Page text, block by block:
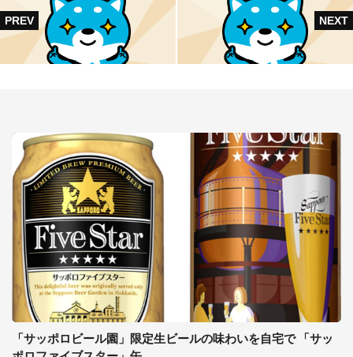
「サッポロビール園」限定生ビールの味わいを自宅で 「サッ